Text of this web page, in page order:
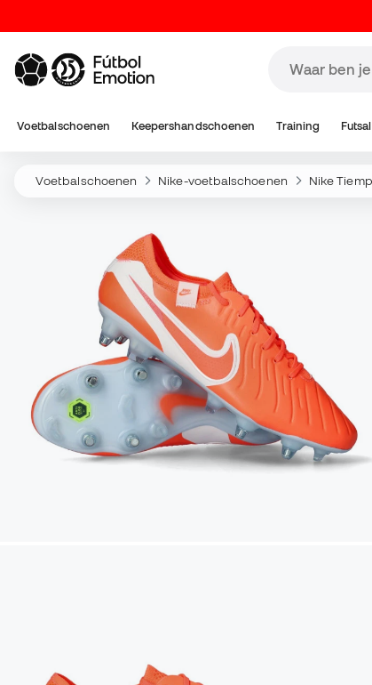
Voetbalschoenen Keepershandschoenen Training Futsal
Voetbalschoenen Nike-voetbalschoenen Nike